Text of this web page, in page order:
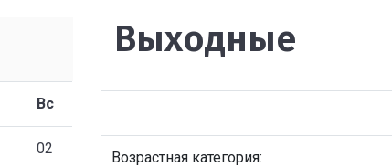
Вс
02
Выходные
Возрастная категория: